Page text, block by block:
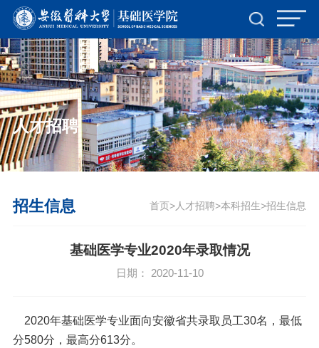
TapTap点点(188改名)官方网站-Official
Website
人才招聘
招生信息 首页> 人才招聘>本科招生>招生信息
基础医学专业2020年录取情况
日期： 2020-11-10
2020年基础医学专业面向安徽省共录取员工30名，最低
分580分，最高分613分。